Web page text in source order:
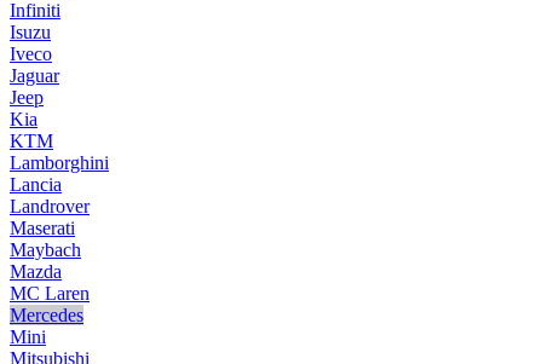
Infiniti
Isuzu
Iveco
Jaguar
Jeep
Kia
KTM
Lamborghini
Lancia
Landrover
Maserati
Maybach
Mazda
MC Laren
Mercedes
Mini
Mitsubishi